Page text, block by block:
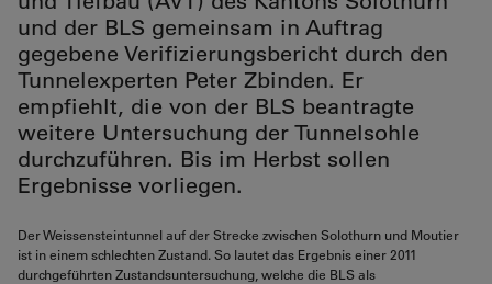
und der BLS gemeinsam in Auftrag
gegebene Verifizierungsbericht durch den
Tunnelexperten Peter Zbinden. Er
empfiehlt, die von der BLS beantragte
weitere Untersuchung der Tunnelsohle
durchzuführen. Bis im Herbst sollen
Ergebnisse vorliegen.
Der Weissensteintunnel auf der Strecke zwischen Solothurn und Moutier
ist in einem schlechten Zustand. So lautet das Ergebnis einer 2011
durchgeführten Zustandsuntersuchung, welche die BLS als